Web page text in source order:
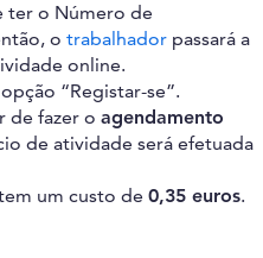
ter o Número de
o trabalhador passará a
online.
“Registar-se”.
de fazer o agendamento
de atividade será efetuada
um custo de 0,35 euros.